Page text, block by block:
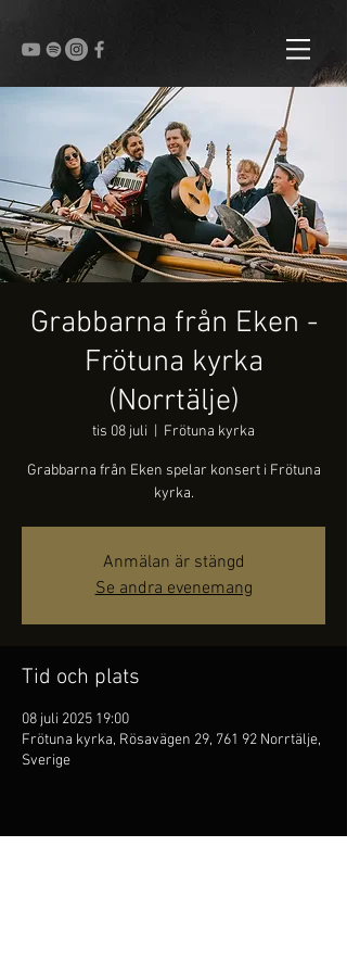
Grabbarna från Eken -
Frötuna kyrka
(Norrtälje)
tis 08 juli Frötuna kyrka
Grabbarna från Eken spelar konsert i Frötuna
kyrka.
Anmälan är stängd
Se andra evenemang
Tid och plats
08 juli 2025 19:00
Frötuna kyrka, Rösavägen 29, 761 92 Norrtälje,
Sverige